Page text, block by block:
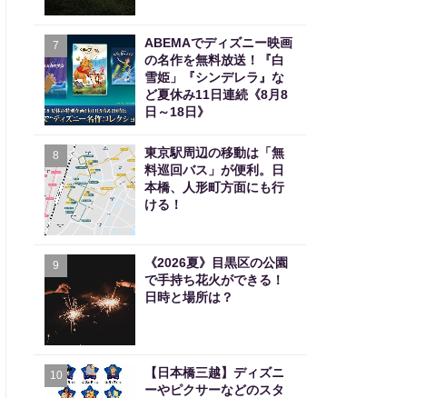
7
ABEMAでディズニー映画
の名作を無料放送！『白
雪姫」『シンデレラ』な
ど夏休み11日連続《8月8
日～18日》
8
東京駅周辺の移動は「無
料巡回バス」が便利。日
本橋、人形町方面にも行
ける！
9
《2026夏》目黒区の公園
で手持ち花火ができる！
日時と場所は？
10
【日本橋三越】ディズニ
ーやピクサーなどのスタ